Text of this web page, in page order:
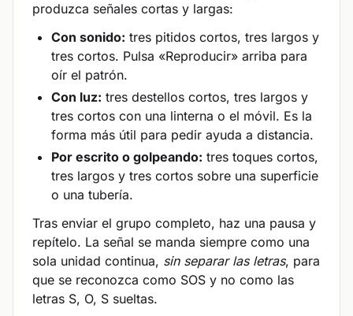
produzca señales cortas y largas:
Con sonido: tres pitidos cortos, tres largos y
tres cortos. Pulsa «Reproducir» arriba para
oír el patrón.
Con luz: tres destellos cortos, tres largos y
tres cortos con una linterna o el móvil. Es la
forma más útil para pedir ayuda a distancia.
Por escrito o golpeando: tres toques cortos,
tres largos y tres cortos sobre una superficie
o una tubería.
Tras enviar el grupo completo, haz una pausa y
repítelo. La señal se manda siempre como una
sola unidad continua, sin separar las letras, para
que se reconozca como SOS y no como las
letras S, O, S sueltas.